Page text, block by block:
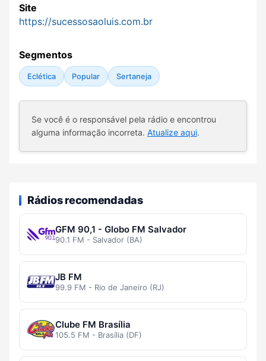
Site
https://sucessosaoluis.com.br
Segmentos
Eclética Popular Sertaneja
Se você é o responsável pela rádio e encontrou
alguma informação incorreta. Atualize aqui.
Rádios recomendadas
GFM 90,1 - Globo FM Salvador
90.1 FM - Salvador (BA)
JB FM
99.9 FM - Rio de Janeiro (RJ)
Clube FM Brasília
105.5 FM - Brasília (DF)